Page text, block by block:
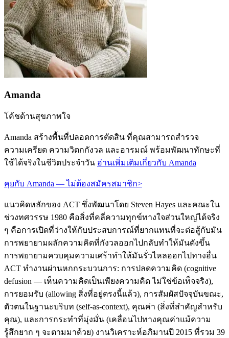
Amanda
โค้ชด้านสุขภาพใจ
Amanda สร้างพื้นที่ปลอดการตัดสิน ที่คุณสามารถสำรวจ
ความเครียด ความวิตกกังวล และอารมณ์ พร้อมพัฒนาทักษะที่
ใช้ได้จริงในชีวิตประจำวัน อ่านเพิ่มเติมเกี่ยวกับ Amanda
คุยกับ Amanda — ไม่ต้องสมัครสมาชิก>
แนวคิดหลักของ ACT ซึ่งพัฒนาโดย Steven Hayes และคณะใน
ช่วงทศวรรษ 1980 คือสิ่งที่คลี่ความทุกข์ทางใจส่วนใหญ่ได้จริง
ๆ คือการเปิดที่ว่างให้กับประสบการณ์ที่ยากแทนที่จะต่อสู้กับมัน
การพยายามผลักความคิดที่กังวลออกไปกลับทำให้มันดังขึ้น
การพยายามควบคุมความเศร้าทำให้มันรั่วไหลออกไปทางอื่น
ACT ทำงานผ่านหกกระบวนการ: การปลดความคิด (cognitive
defusion — เห็นความคิดเป็นเพียงความคิด ไม่ใช่ข้อเท็จจริง),
การยอมรับ (allowing สิ่งที่อยู่ตรงนี้แล้ว), การสัมผัสปัจจุบันขณะ,
ตัวตนในฐานะบริบท (self-as-context), คุณค่า (สิ่งที่สำคัญสำหรับ
คุณ), และการกระทำที่มุ่งมั่น (เคลื่อนไปทางคุณค่าแม้ความ
รู้สึกยาก ๆ จะตามมาด้วย) งานวิเคราะห์อภิมานปี 2015 ที่รวม 39